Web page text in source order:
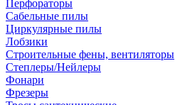
Перфораторы
Сабельные пилы
Циркулярные пилы
Лобзики
Строительные фены, вентиляторы
Степлеры/Нейлеры
Фонари
Фрезеры